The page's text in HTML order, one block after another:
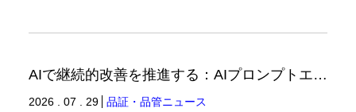
AIで継続的改善を推進する：AIプロンプトエンジニアリングへの品質思考の適用-3（品証品管ニュース）
2026 . 07 . 29 品証・品管ニュース